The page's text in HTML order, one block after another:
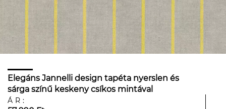
Elegáns Jannelli design tapéta nyerslen és
sárga színű keskeny csíkos mintával
ÁR: